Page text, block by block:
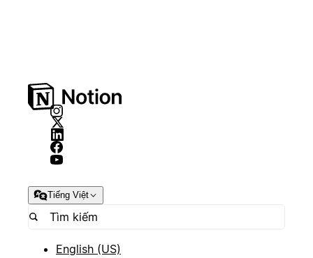
Tiếng Việt
English (US)